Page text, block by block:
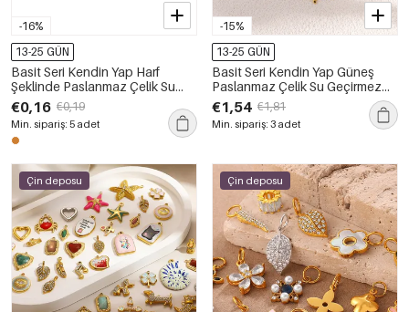
-16%
13-25 GÜN
Basit Seri Kendin Yap Harf
Şeklinde Paslanmaz Çelik Su
Geçirmez Altın Renkli Kadın
Kolye Uçları
€0,16 €0,19
Min. sipariş: 5 adet
-15%
13-25 GÜN
Basit Seri Kendin Yap Güneş
Paslanmaz Çelik Su Geçirmez
Altın Renk Doğal Taş Kadın
Kolye Uçları
€1,54 €1,81
Min. sipariş: 3 adet
Çin deposu Çin deposu